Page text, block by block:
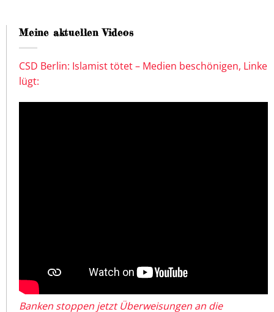
Meine aktuellen Videos
CSD Berlin: Islamist tötet – Medien beschönigen, Linke
lügt:
Banken stoppen jetzt Überweisungen an die